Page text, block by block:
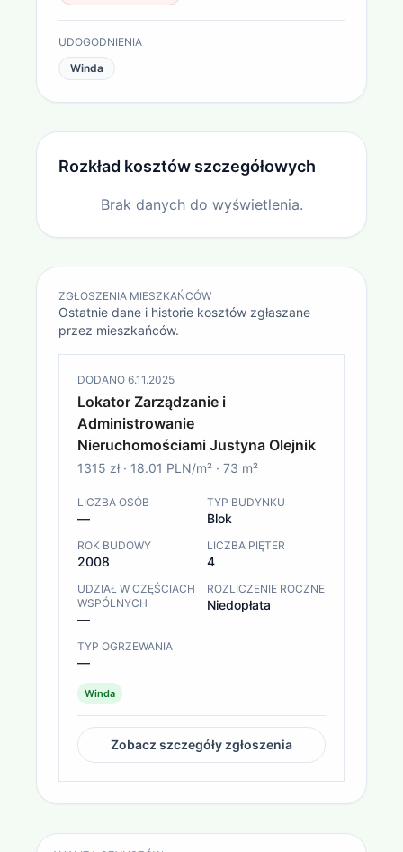
UDOGODNIENIA
Winda
Rozkład kosztów szczegółowych
Brak danych do wyświetlenia.
ZGŁOSZENIA MIESZKAŃCÓW
Ostatnie dane i historie kosztów zgłaszane
przez mieszkańców.
DODANO 6.11.2025
Lokator Zarządzanie i
Administrowanie
Nieruchomościami Justyna Olejnik
1315 zł· 18.01 PLN/m² · 73 m²
LICZBA OSÓB
—
TYP BUDYNKU
Blok
ROK BUDOWY
2008
LICZBA PIĘTER
4
UDZIAŁ W CZĘŚCIACH
WSPÓLNYCH
—
ROZLICZENIE ROCZNE
Niedopłata
TYP OGRZEWANIA
—
Winda
Zobacz szczegóły zgłoszenia